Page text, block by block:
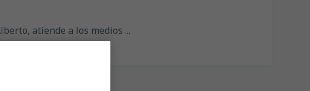
atiende a los medios ...